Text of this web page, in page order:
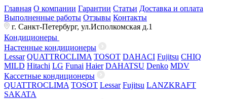
Главная О компании Гарантии Статьи Доставка и оплата
Выполненные работы Отзывы Контакты
г. Санкт-Петербург, ул.Исполкомская д.1
Кондиционеры
Настенные кондиционеры
Lessar QUATTROCLIMA TOSOT DAHACI Fujitsu CHIQ
MILD Hitachi LG Funai Haier DAHATSU Denko MDV
Кассетные кондиционеры
QUATTROCLIMA TOSOT Lessar Fujitsu LANZKRAFT
SAKATA